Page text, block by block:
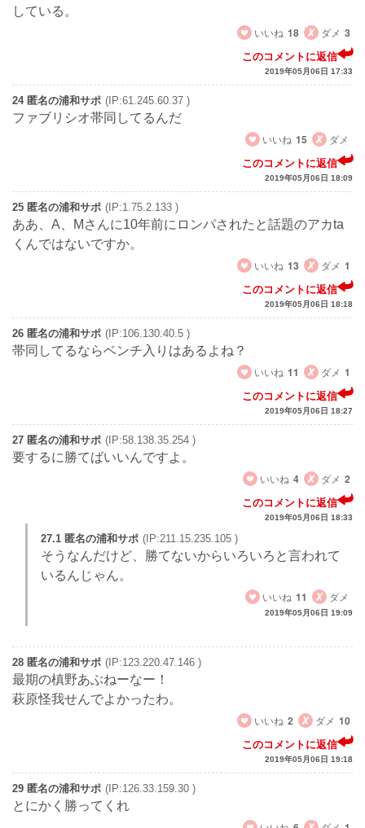
している。
いいね 18 ダメ 3
このコメントに返信
2019年05月06日 17:33
24 匿名の浦和サポ (IP:61.245.60.37 )
ファブリシオ帯同してるんだ
いいね 15 ダメ
このコメントに返信
2019年05月06日 18:09
25 匿名の浦和サポ (IP:1.75.2.133 )
ああ、A、Mさんに10年前にロンパされたと話題のアカta
くんではないですか。
いいね 13 ダメ 1
このコメントに返信
2019年05月06日 18:18
26 匿名の浦和サポ (IP:106.130.40.5 )
帯同してるならベンチ入りはあるよね？
いいね 11 ダメ 1
このコメントに返信
2019年05月06日 18:27
27 匿名の浦和サポ (IP:58.138.35.254 )
要するに勝てばいいんですよ。
いいね 4 ダメ 2
このコメントに返信
2019年05月06日 18:33
27.1 匿名の浦和サポ (IP:211.15.235.105 )
そうなんだけど、勝てないからいろいろと言われて
いるんじゃん。
いいね 11 ダメ
2019年05月06日 19:09
28 匿名の浦和サポ (IP:123.220.47.146 )
最期の槙野あぶねーなー！
萩原怪我せんでよかったわ。
いいね 2 ダメ 10
このコメントに返信
2019年05月06日 19:18
29 匿名の浦和サポ (IP:126.33.159.30 )
とにかく勝ってくれ